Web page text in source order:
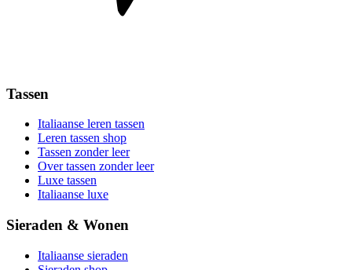
Tassen
Italiaanse leren tassen
Leren tassen shop
Tassen zonder leer
Over tassen zonder leer
Luxe tassen
Italiaanse luxe
Sieraden & Wonen
Italiaanse sieraden